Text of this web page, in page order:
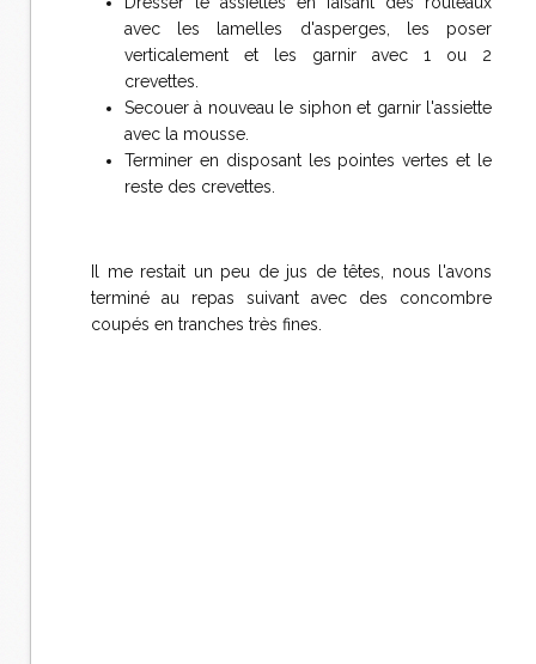
avec les lamelles d'asperges, les poser
verticalement et les garnir avec 1 ou 2
crevettes.
Secouer à nouveau le siphon et garnir l'assiette
avec la mousse.
Terminer en disposant les pointes vertes et le
reste des crevettes.
Il me restait un peu de jus de têtes, nous l'avons
terminé au repas suivant avec des concombre
coupés en tranches très fines.